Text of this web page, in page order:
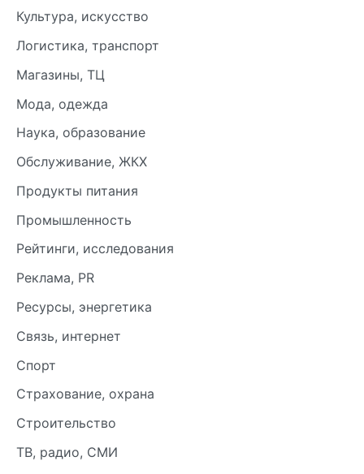
Культура, искусство
Логистика, транспорт
Магазины, ТЦ
Мода, одежда
Наука, образование
Обслуживание, ЖКХ
Продукты питания
Промышленность
Рейтинги, исследования
Реклама, PR
Ресурсы, энергетика
Связь, интернет
Спорт
Страхование, охрана
Строительство
ТВ, радио, СМИ